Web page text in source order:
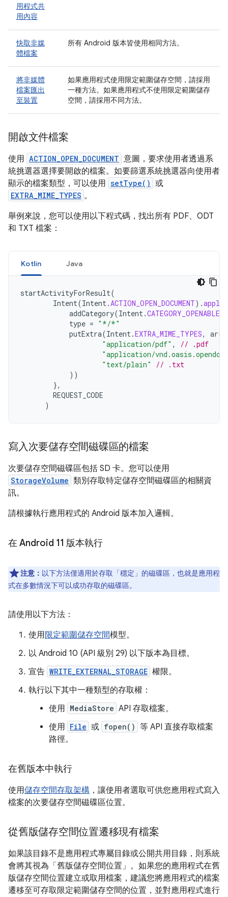
用程式共
用內容
快取非媒
體檔案
所有 Android 版本皆使用相同方法。
將非媒體
檔案匯出
至裝置
如果應用程式使用限定範圍儲存空間，請採用
一種方法。如果應用程式不使用限定範圍儲存
空間，請採用不同方法。
開啟文件檔案
使用 ACTION_OPEN_DOCUMENT 意圖，要求使用者透過系
統挑選器選擇要開啟的檔案。如要篩選系統挑選器向使用者
顯示的檔案類型，可以使用 setType() 或
EXTRA_MIME_TYPES 。
舉例來說，您可以使用以下程式碼，找出所有 PDF、ODT
和 TXT 檔案：
Kotlin Java
startActivityForResult(
Intent(Intent.ACTION_OPEN_DOCUMENT).apply
addCategory(Intent.CATEGORY_OPENABLE
type = "*/*"
putExtra(Intent.EXTRA_MIME_TYPES,
"application/pdf" ,
// .pdf
"application/
"text/plain"
// .txt
))
},
REQUEST_CODE
)
寫入次要儲存空間磁碟區的檔案
次要儲存空間磁碟區包括 SD 卡。您可以使用
StorageVolume 類別存取特定儲存空間磁碟區的相關資
訊。
請根據執行應用程式的 Android 版本加入邏輯。
在 Android 11 版本執行
注意： 以下方法僅適用於存取「穩定」 的磁碟區，也就是應用程
式在多數情況下可以成功存取的磁碟區。
請使用以下方法：
使用限定範圍儲存空間模型。
以 Android 10 (API 級別 29) 以下版本為目標。
宣告 WRITE_EXTERNAL_STORAGE 權限。
執行以下其中一種類型的存取權：
使用 MediaStore API 存取檔案。
使用 File 或 fopen() 等 API 直接存取檔案
路徑。
在舊版本中執行
使用儲存空間存取架構 ，讓使用者選取可供您應用程式寫入
檔案的次要儲存空間磁碟區位置。
從舊版儲存空間位置遷移現有檔案
如果該目錄不是應用程式專屬目錄或公開共用目錄，則系統
會將其視為「舊版儲存空間位置」 。如果您的應用程式在舊
版儲存空間位置建立或取用檔案，建議您將應用程式的檔案
遷移至可存取限定範圍儲存空間的位置，並對應用程式進行